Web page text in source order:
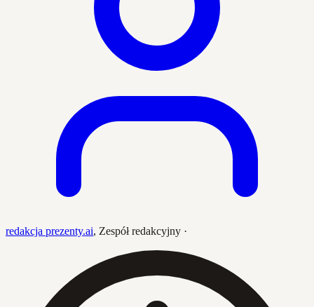
redakcja prezenty.ai, Zespół redakcyjny ·